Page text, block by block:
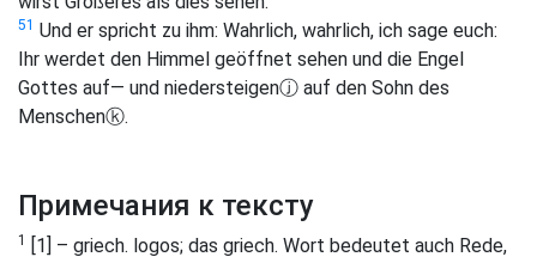
51 Und er spricht zu ihm: Wahrlich, wahrlich, ich sage euch:
Ihr werdet den Himmel geöffnet sehen und die Engel
Gottes auf— und niedersteigenⓙ auf den Sohn des
Menschenⓚ.
Примечания к тексту
1
[1] – griech. logos; das griech. Wort bedeutet auch Rede,